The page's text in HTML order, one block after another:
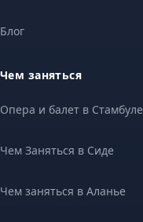
Блог
Чем заняться
Опера и балет в Стамбуле
Чем Заняться в Сиде
Чем заняться в Аланье